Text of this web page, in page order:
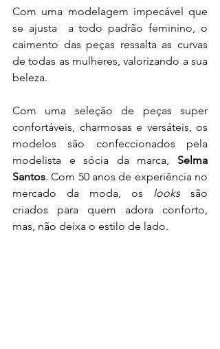
Com uma modelagem impecável que
se ajusta  a todo padrão feminino, o
caimento das peças ressalta as curvas
de todas as mulheres, valorizando a sua
beleza.
Com uma seleção de peças super
confortáveis, charmosas e versáteis, os
modelos são confeccionados pela
modelista e sócia da marca, Selma
Santos. Com 50 anos de experiência no
mercado da moda, os looks são
criados para quem adora conforto,
mas, não deixa o estilo de lado.